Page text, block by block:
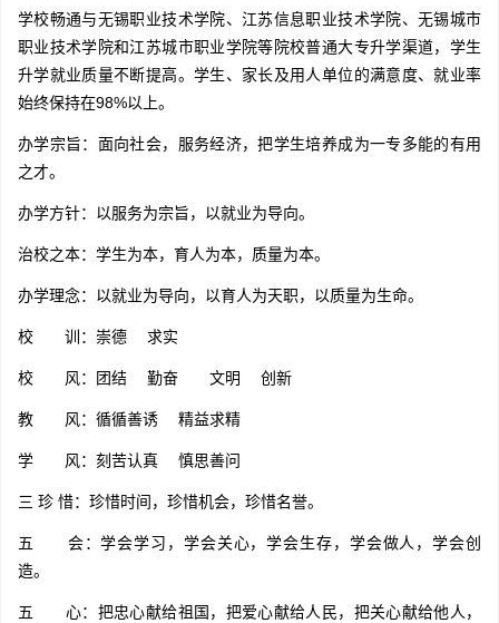
学校畅通与无锡职业技术学院、江苏信息职业技术学院、无锡城市
职业技术学院和江苏城市职业学院等院校普通大专升学渠道，学生
升学就业质量不断提高。学生、家长及用人单位的满意度、就业率
始终保持在98%以上。
办学宗旨：面向社会，服务经济，把学生培养成为一专多能的有用
之才。
办学方针：以服务为宗旨，以就业为导向。
治校之本：学生为本，育人为本，质量为本。
办学理念：以就业为导向，以育人为天职，以质量为生命。
校 训：崇德 求实
校 风：团结 勤奋 文明 创新
教 风：循循善诱 精益求精
学 风：刻苦认真 慎思善问
三 珍 惜：珍惜时间，珍惜机会，珍惜名誉。
五 会：学会学习，学会关心，学会生存，学会做人，学会创
造。
五 心：把忠心献给祖国，把爱心献给人民，把关心献给他人，